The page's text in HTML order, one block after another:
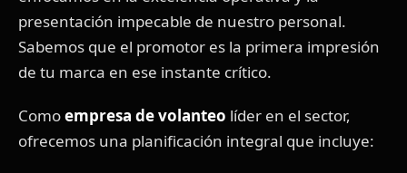
presentación impecable de nuestro personal.
Sabemos que el promotor es la primera impresión
de tu marca en ese instante crítico.
Comoempresa de volanteo líder en el sector,
ofrecemos una planificación integral que incluye: